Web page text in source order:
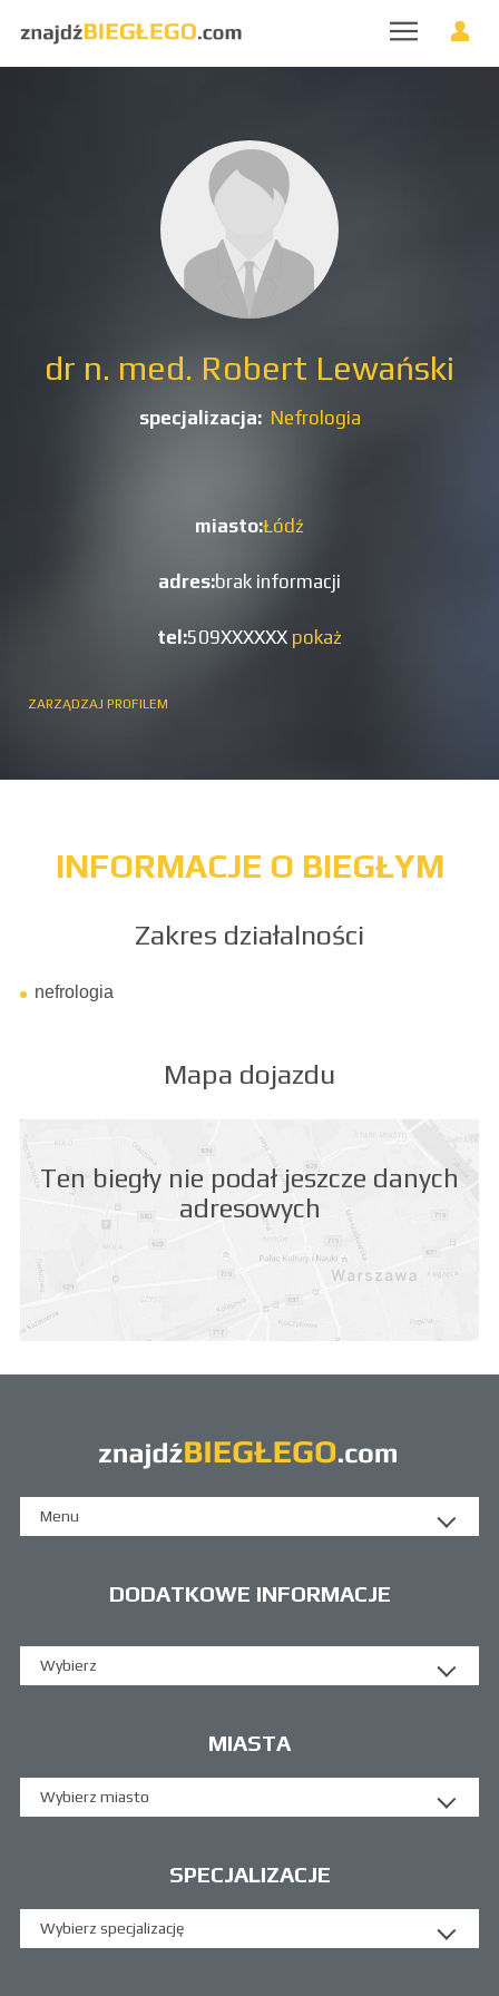
dr n. med. Robert Lewański
specjalizacja: Nefrologia
miasto:Łódź
adres:brak informacji
tel:509XXXXXX pokaż
ZARZĄDZAJ PROFILEM
INFORMACJE O BIEGŁYM
Zakres działalności
nefrologia
Mapa dojazdu
Ten biegły nie podał jeszcze danych
adresowych
Menu
DODATKOWE INFORMACJE
Wybierz
MIASTA
Wybierz miasto
SPECJALIZACJE
Wybierz specjalizację